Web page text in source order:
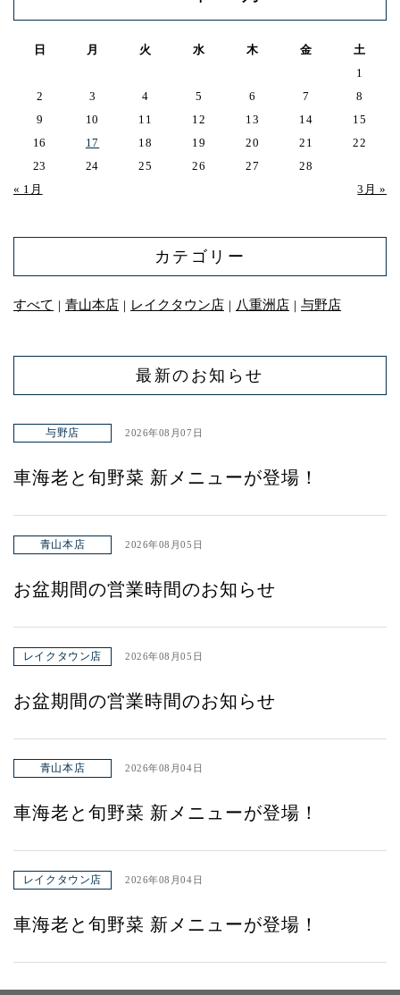
日 月 火 水 木 金 土
« 1月 3月 »
1
2
3 4 5 6 7
8
9
10 11 12 13 14
15
16
17 18 19 20 21
22
23
24 25 26 27 28
カテゴリー
すべて ｜ 青山本店 ｜ レイクタウン店 ｜ 八重洲店 ｜ 与野店
最新のお知らせ
与野店 2026年08月07日
車海老と旬野菜 新メニューが登場！
青山本店 2026年08月05日
お盆期間の営業時間のお知らせ
レイクタウン店 2026年08月05日
お盆期間の営業時間のお知らせ
青山本店 2026年08月04日
車海老と旬野菜 新メニューが登場！
レイクタウン店 2026年08月04日
車海老と旬野菜 新メニューが登場！